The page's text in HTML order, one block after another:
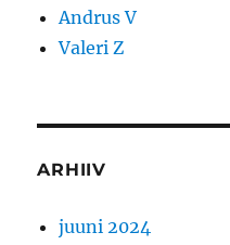
Andrus V
Valeri Z
ARHIIV
juuni 2024